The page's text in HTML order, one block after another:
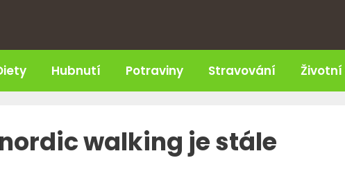
Hubnutí Potraviny Stravování
walking je stále